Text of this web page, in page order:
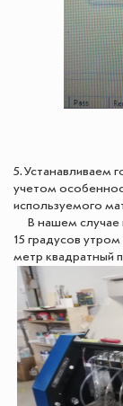
5. Устанавливаем
учетом
используемого
В нашем случае
15 градусов
метр квадратный